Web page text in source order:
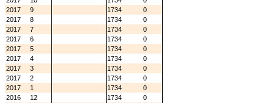
2017
9 1734
0
2017
8 1734
0
2017
7 1734
0
2017
6 1734
0
2017
5 1734
0
2017
4 1734
0
2017
3 1734
0
2017
2 1734
0
2017
1 1734
0
2016
12 1734
0